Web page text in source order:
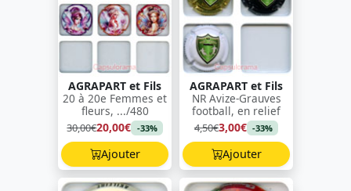
AGRAPART et Fils
20 à 20e Femmes et
fleurs, .../480
30,00€20,00€ -33%
Ajouter
AGRAPART et Fils
NR Avize-Grauves
football, en relief
4,50€3,00€ -33%
Ajouter